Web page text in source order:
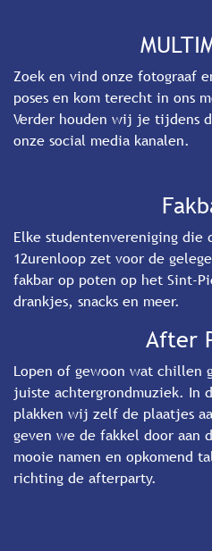
Zoek en vind onze fotograaf
poses en kom terecht in ons
Verder houden wij je tijdens
onze social media kanalen.
Elke studentenvereniging die
12urenloop zet voor de
fakbar op poten op het Sint-
drankjes, snacks en meer.
After
Lopen of gewoon wat chillen
juiste achtergrondmuziek. In
plakken wij zelf de plaatjes
geven we de fakkel door aan
mooie namen en opkomend
richting de afterparty.